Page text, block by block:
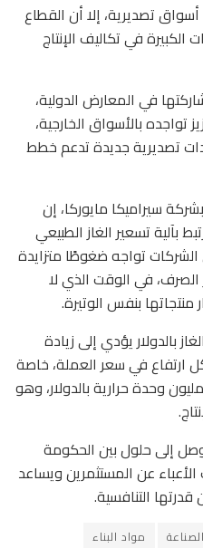
تصديرية، إلا أن القطاع
الكبيرة في تكاليف الإنتاج
في المعارض الدولية،
تواجده بالأسواق الخارجية،
تصديرية جديدة تدعم خطط
سيراميكا مايوركا، إن
بآلية تسعير الغاز الطبيعي
الشركات تواجه ضغوطًا متزايدة
الصرف، في الوقت الذي لا
بنفس الوتيرة.
بالدولار يؤدي إلى زيادة
ارتفاع في سعر العملة، خاصة
وحدة حرارية بالدولار، وهو
إلى حلول بين الحكومة
عن المستثمرين ويساعد
التنافسية.
الصناعة مواد البناء